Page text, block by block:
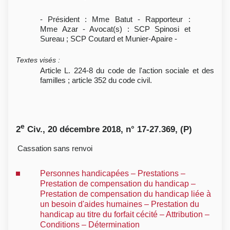
- Président : Mme Batut - Rapporteur :
Mme Azar - Avocat(s) : SCP Spinosi et
Sureau ; SCP Coutard et Munier-Apaire -
Textes visés :
Article L. 224-8 du code de l'action sociale et des
familles ; article 352 du code civil.
2e Civ., 20 décembre 2018, n° 17-27.369, (P)
Cassation sans renvoi
Personnes handicapées – Prestations –
Prestation de compensation du handicap –
Prestation de compensation du handicap liée à
un besoin d'aides humaines – Prestation du
handicap au titre du forfait cécité – Attribution –
Conditions – Détermination